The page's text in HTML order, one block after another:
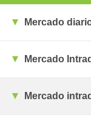
Mercado
Mercado
Mercado